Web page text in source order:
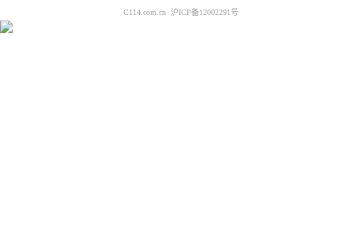
C114.com.cn 沪ICP备12002291号